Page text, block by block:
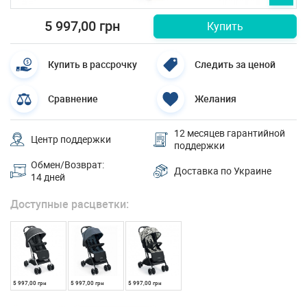
5 997,00 грн Купить
Купить в рассрочку Следить за ценой
Сравнение Желания
Центр поддержки
12 месяцев гарантийной
поддержки
Обмен/Возврат:
14 дней
Доставка по Украине
Доступные расцветки:
5 997,00 грн 5 997,00 грн 5 997,00 грн